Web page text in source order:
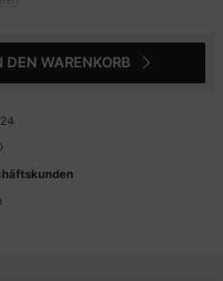
DEN WARENKORB